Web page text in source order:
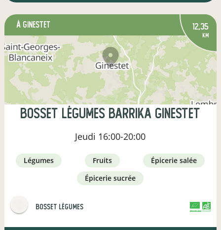
à Ginestet 12,35
km
Bosset Légumes Barrika Ginestet
Jeudi 16:00-20:00
légumes fruits
épicerie salée
épicerie sucrée
Bosset Légumes